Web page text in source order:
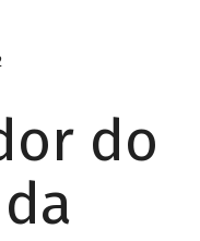
do